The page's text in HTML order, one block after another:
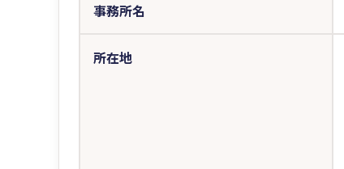
事務所名
所在地